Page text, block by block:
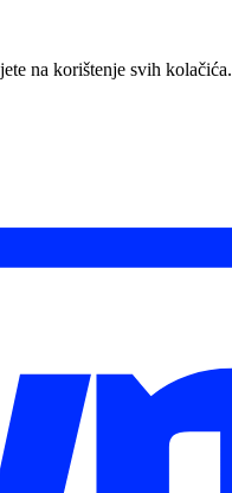
na korištenje svih kolačića.